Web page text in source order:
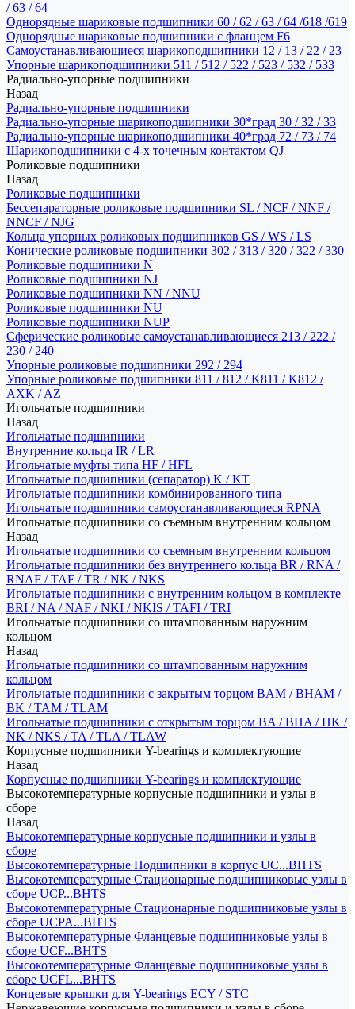
/ 63 / 64
Однорядные шариковые подшипники 60 / 62 / 63 / 64 /618 /619
Однорядные шариковые подшипники с фланцем F6
Самоустанавливающиеся шарикоподшипники 12 / 13 / 22 / 23
Упорные шарикоподшипники 511 / 512 / 522 / 523 / 532 / 533
Радиально-упорные подшипники
Назад
Радиально-упорные подшипники
Радиально-упорные шарикоподшипники 30*град 30 / 32 / 33
Радиально-упорные шарикоподшипники 40*град 72 / 73 / 74
Шарикоподшипники с 4-х точечным контактом QJ
Роликовые подшипники
Назад
Роликовые подшипники
Бессепараторные роликовые подшипники SL / NCF / NNF /
NNCF / NJG
Кольца упорных роликовых подшипников GS / WS / LS
Конические роликовые подшипники 302 / 313 / 320 / 322 / 330
Роликовые подшипники N
Роликовые подшипники NJ
Роликовые подшипники NN / NNU
Роликовые подшипники NU
Роликовые подшипники NUP
Сферические роликовые самоустанавливающиеся 213 / 222 /
230 / 240
Упорные роликовые подшипники 292 / 294
Упорные роликовые подшипники 811 / 812 / K811 / K812 /
AXK / AZ
Игольчатые подшипники
Назад
Игольчатые подшипники
Внутренние кольца IR / LR
Игольчатые муфты типа HF / HFL
Игольчатые подшипники (сепаратор) K / KT
Игольчатые подшипники комбинированного типа
Игольчатые подшипники самоустанавливающиеся RPNA
Игольчатые подшипники со съемным внутренним кольцом
Назад
Игольчатые подшипники со съемным внутренним кольцом
Игольчатые подшипники без внутреннего кольца BR / RNA /
RNAF / TAF / TR / NK / NKS
Игольчатые подшипники с внутренним кольцом в комплекте
BRI / NA / NAF / NKI / NKIS / TAFI / TRI
Игольчатые подшипники со штампованным наружним
кольцом
Назад
Игольчатые подшипники со штампованным наружним
кольцом
Игольчатые подшипники с закрытым торцом BAM / BHAM /
BK / TAM / TLAM
Игольчатые подшипники с открытым торцом BA / BHA / HK /
NK / NKS / TA / TLA / TLAW
Корпусные подшипники Y-bearings и комплектующие
Назад
Корпусные подшипники Y-bearings и комплектующие
Высокотемпературные корпусные подшипники и узлы в
сборе
Назад
Высокотемпературные корпусные подшипники и узлы в
сборе
Высокотемпературные Подшипники в корпус UC...BHTS
Высокотемпературные Стационарные подшипниковые узлы в
сборе UCP...BHTS
Высокотемпературные Стационарные подшипниковые узлы в
сборе UCPA...BHTS
Высокотемпературные Фланцевые подшипниковые узлы в
сборе UCF...BHTS
Высокотемпературные Фланцевые подшипниковые узлы в
сборе UCFL...BHTS
Концевые крышки для Y-bearings ECY / STC